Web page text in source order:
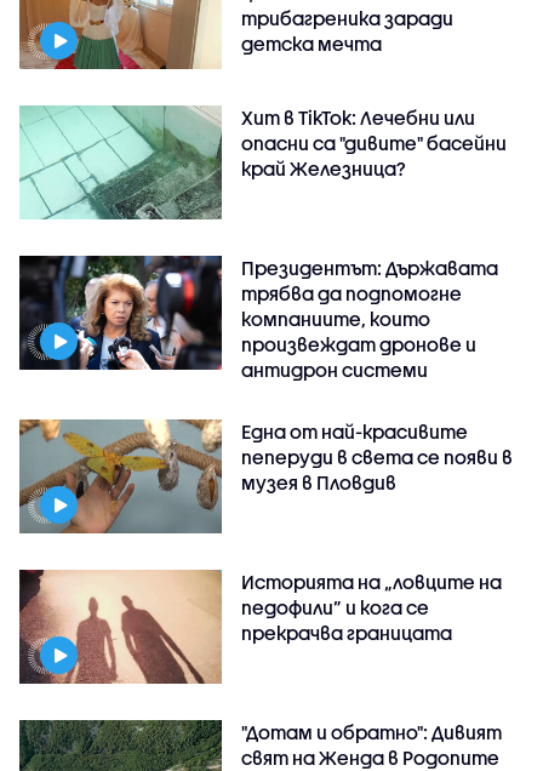
трибагреника заради
детска мечта
Хит в TikTok: Лечебни или
опасни са "дивите" басейни
край Железница?
Президентът: Държавата
трябва да подпомогне
компаниите, които
произвеждат дронове и
антидрон системи
Една от най-красивите
пеперуди в света се появи в
музея в Пловдив
Историята на „ловците на
педофили” и кога се
прекрачва границата
"Дотам и обратно": Дивият
свят на Женда в Родопите